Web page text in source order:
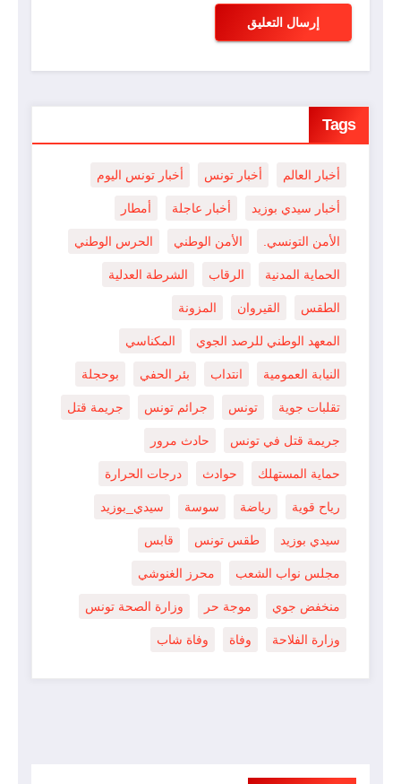
Tags
أخبار العالم أخبار تونس أخبار تونس اليوم
أخبار سيدي بوزيد أخبار عاجلة أمطار
الأمن التونسي. الأمن الوطني الحرس الوطني
الحماية المدنية الرقاب الشرطة العدلية
الطقس القيروان المزونة
المعهد الوطني للرصد الجوي المكناسي
النيابة العمومية انتداب بئر الحفي بوحجلة
تقلبات جوية تونس جرائم تونس جريمة قتل
جريمة قتل في تونس حادث مرور
حماية المستهلك حوادث درجات الحرارة
رياح قوية رياضة سوسة سيدي_بوزيد
سيدي بوزيد طقس تونس قابس
مجلس نواب الشعب محرز الغنوشي
منخفض جوي موجة حر وزارة الصحة تونس
وزارة الفلاحة وفاة وفاة شاب